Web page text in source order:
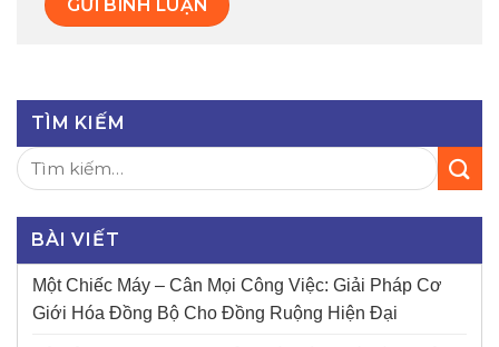
TÌM KIẾM
BÀI VIẾT
Một Chiếc Máy – Cân Mọi Công Việc: Giải Pháp Cơ
Giới Hóa Đồng Bộ Cho Đồng Ruộng Hiện Đại